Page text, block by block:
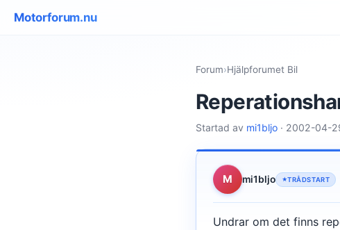
Motorforum.nu
Forum›Hjälpforumet Bil
Startad av mi1bljo · 2002-04-
M mi1bljo TRÅDSTART
Undrar om det finns